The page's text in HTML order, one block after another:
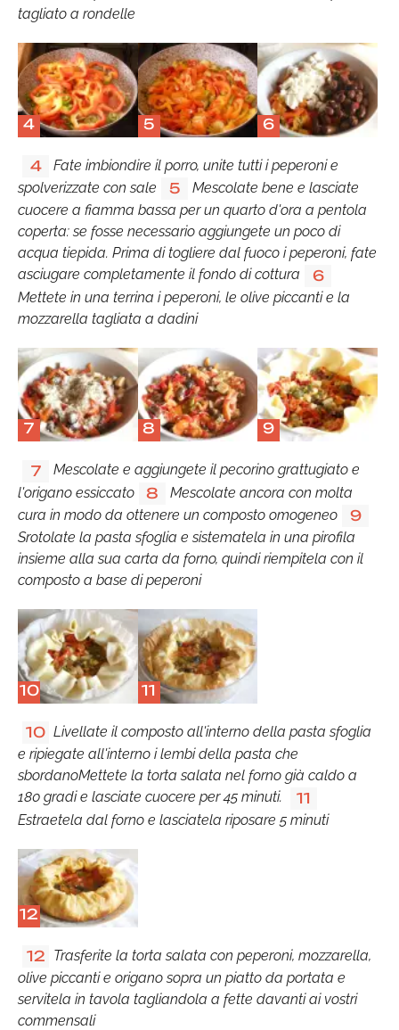
tagliato a rondelle
4 5 6
4
Fate imbiondire il porro, unite tutti i peperoni e
spolverizzate con sale
5
Mescolate bene e lasciate
cuocere a fiamma bassa per un quarto d'ora a pentola
coperta: se fosse necessario aggiungete un poco di
acqua tiepida. Prima di togliere dal fuoco i peperoni, fate
asciugare completamente il fondo di cottura
6
Mettete in una terrina i peperoni, le olive piccanti e la
mozzarella tagliata a dadini
7 8 9
7
Mescolate e aggiungete il pecorino grattugiato e
l'origano essiccato
8
Mescolate ancora con molta
cura in modo da ottenere un composto omogeneo
9
Srotolate la pasta sfoglia e sistematela in una pirofila
insieme alla sua carta da forno, quindi riempitela con il
composto a base di peperoni
10 11
10 Livellate il composto all'interno della pasta sfoglia
e ripiegate all'interno i lembi della pasta che
sbordanoMettete la torta salata nel forno già caldo a
180 gradi e lasciate cuocere per 45 minuti.
11
Estraetela dal forno e lasciatela riposare 5 minuti
12
12 Trasferite la torta salata con peperoni, mozzarella,
olive piccanti e origano sopra un piatto da portata e
servitela in tavola tagliandola a fette davanti ai vostri
commensali